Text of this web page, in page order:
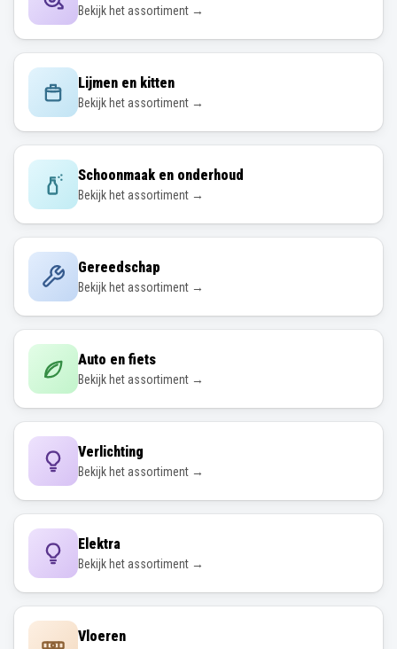
Bekijk het assortiment →
Lijmen en kitten
Bekijk het assortiment →
Schoonmaak en onderhoud
Bekijk het assortiment →
Gereedschap
Bekijk het assortiment →
Auto en fiets
Bekijk het assortiment →
Verlichting
Bekijk het assortiment →
Elektra
Bekijk het assortiment →
Vloeren